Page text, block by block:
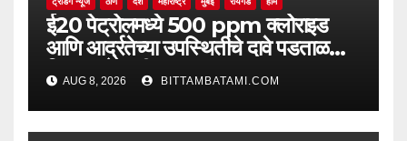
ई20 पेट्रोलमध्ये 500 ppm क्लोराइड
आणि आर्द्रतेच्या उपस्थितीचे दावे पडताळणीत
सिद्ध झाले नाहीत
AUG 8, 2026 BITTAMBATAMI.COM